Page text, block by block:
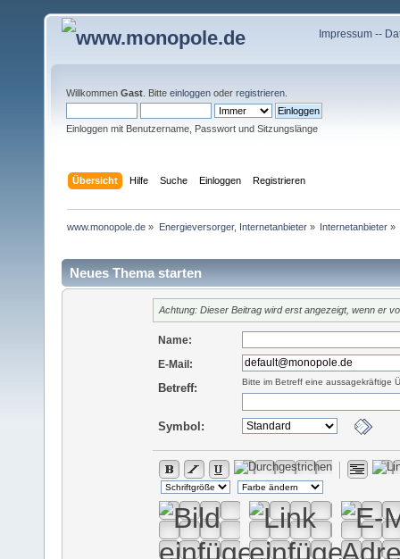
Impressum--
Willkommen Gast . Bitte einloggen oder registrieren
Einloggen mit Benutzername, Passwort und Sitzungslänge
Übersicht Hilfe Suche Einloggen Registrieren
www.monopole.de » Energieversorger, Internetanbieter» Internetanbieter»
Neues Thema starten
Achtung: Dieser Beitrag wird erst angezeigt, wenn er
Name:
E-Mail:
Bitte im Betreff eine aussagekräftige
Betreff:
Symbol: